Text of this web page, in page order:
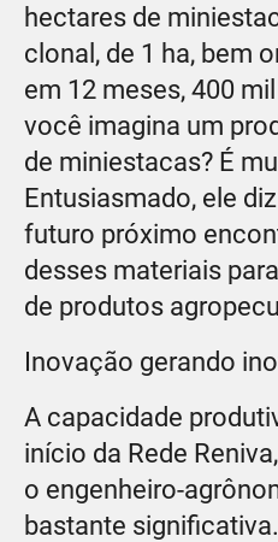
hectares de
clonal, de 1 ha, bem
em 12 meses, 400
você imagina um
de miniestacas? É
Entusiasmado, ele
futuro próximo
desses materiais
de produtos
Inovação gerando
A capacidade
início da Rede
o engenheiro-
bastante